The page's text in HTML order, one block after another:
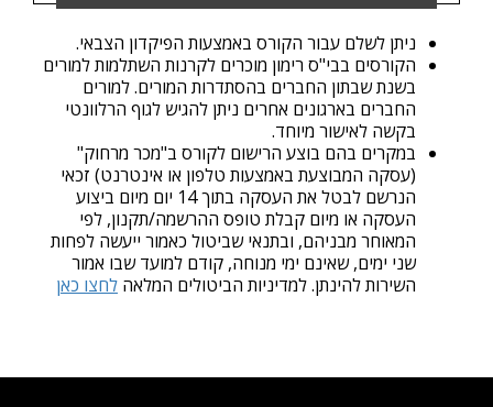
ניתן לשלם עבור הקורס באמצעות הפיקדון הצבאי.
הקורסים בבי"ס רימון מוכרים לקרנות השתלמות למורים
בשנת שבתון החברים בהסתדרות המורים. למורים
החברים בארגונים אחרים ניתן להגיש לגוף הרלוונטי
בקשה לאישור מיוחד.
במקרים בהם בוצע הרישום לקורס ב"מכר מרחוק"
(עסקה המבוצעת באמצעות טלפון או אינטרנט) זכאי
הנרשם לבטל את העסקה בתוך 14 יום מיום ביצוע
העסקה או מיום קבלת טופס ההרשמה/תקנון, לפי
המאוחר מבניהם, ובתנאי שביטול כאמור ייעשה לפחות
שני ימים, שאינם ימי מנוחה, קודם למועד שבו אמור
השירות להינתן. למדיניות הביטולים המלאה לחצו כאן